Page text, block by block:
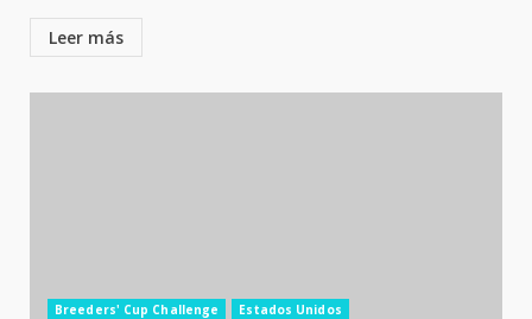
Leer más
Breeders' Cup Challenge
Estados Unidos